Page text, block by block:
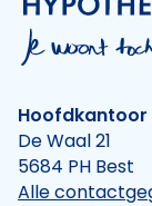
Hoofdkantoor
De Waal 21
5684 PH Best
Alle